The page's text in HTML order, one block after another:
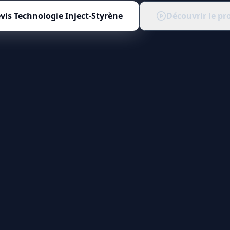
Technologie Inject-Styrène Découvrir le